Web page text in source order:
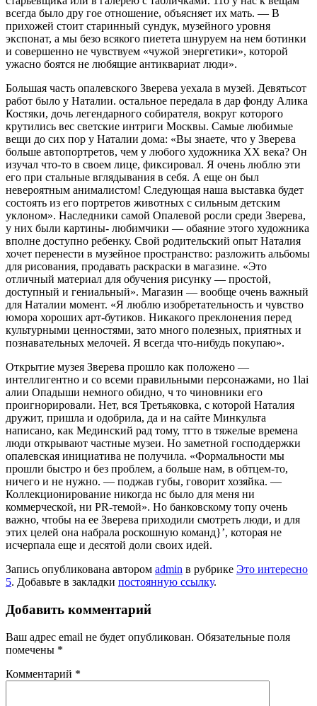
всегда было дру гое отношение, объясня­ет их мать. — В
прихожей стоит старинный сундук, музейного уровня
экспонат, а мы безо всякого пиетета шнуруем на нем бо­тинки
и совершенно не чувствуем «чужой энергетики», которой
ужасно боятся не любящие антиквариат люди».
Большая часть опалевского Зверева уехала в музей. Девятьсот
работ было у На­талии. остальное передала в дар фонду Алика
Костяки, дочь легендарного собирате­ля, вокруг которого
крути­лись вес светские интриги Москвы. Самые любимые
вещи до сих пор у Наталии до­ма: «Вы знаете, что у Зверева
больше автопортретов, чем у любого художника XX века? Он
изучал что-то в своем лице, фиксировал. Я очень люблю эти
его при стальные вглядывания в себя. А еще он был
невероятным анималистом! Следую­щая наша выставка будет
состоять из его портретов животных с сильным детским
уклоном». Наследники самой Опалевой росли среди Зверева,
у них были картины- любимчики — обаяние этого художника
вполне доступно ребенку. Свой родитель­ский опыт Наталия
хочет перенести в му­зейное пространство: разложить альбо­мы
для рисования, продавать раскраски в магазине. «Это
отличный материал для обучения рисунку — простой,
доступный и гениальный». Магазин — вообще очень важный
для Наталии момент. «Я люблю изобретательность и чувство
юмора хоро­ших арт-бутиков. Никакого преклонения перед
культурными ценностями, зато мно­го полезных, приятных и
познавательных мелочей. Я всегда что-нибудь покупаю».
Открытие музея Зверева прошло как по­ложено —
интеллигентно и со всеми пра­вильными персонажами, но 1lai
алии Опа­дыши немного обидно, ч то чиновники его
проигнорировали. Нет, вся Третьяковка, с которой Наталия
дружит, пришла и одоб­рила, да и на сайте Минкульта
написано, как Мединский рад тому, тгто в тяжелые времена
люди открывают частные музеи. Но заметной господдержки
опалевская инициатива не получила. «Формальности мы
прошли быстро и без проблем, а боль­ше нам, в обтцем-то,
ничего и не нужно. — поджав губы, говорит хозяйка. —
Коллек­ционирование никогда нс было для меня ни
коммерческой, ни PR-темой». Но бан­ковскому топу очень
важно, чтобы на ее Зверева приходили смотреть люди, и для
этих целей она набрала роскошную ко­манд}’, которая не
исчерпала еще и деся­той доли своих идей.
Запись опубликована автором admin в рубрике Это интересно
5. Добавьте в закладки постоянную ссылку.
Добавить комментарий
Ваш адрес email не будет опубликован. Обязательные поля
помечены *
Комментарий *